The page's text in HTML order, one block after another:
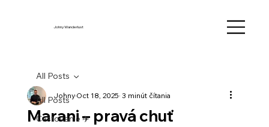
Johny Wanderlust
All Posts
Cestovanie ✈️
All Posts
Marani – pravá chuť
JohnyOct 18, 20253 minút čítania